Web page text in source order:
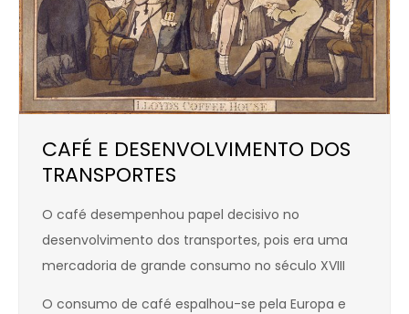
CAFÉ E DESENVOLVIMENTO DOS
TRANSPORTES
O café desempenhou papel decisivo no
desenvolvimento dos transportes, pois era uma
mercadoria de grande consumo no século XVIII
O consumo de café espalhou-se pela Europa e